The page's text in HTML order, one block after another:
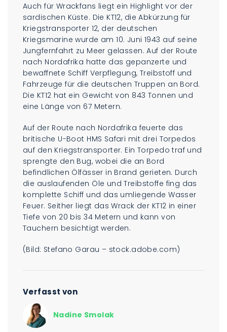
Auch für Wrackfans liegt ein Highlight vor der
sardischen Küste. Die KT12, die Abkürzung für
Kriegstransporter 12, der deutschen
Kriegsmarine wurde am 10. Juni 1943 auf seine
Jungfernfahrt zu Meer gelassen. Auf der Route
nach Nordafrika hatte das gepanzerte und
bewaffnete Schiff Verpflegung, Treibstoff und
Fahrzeuge für die deutschen Truppen an Bord.
Die KT12 hat ein Gewicht von 843 Tonnen und
eine Länge von 67 Metern.
Auf der Route nach Nordafrika feuerte das
britische U-Boot HMS Safari mit drei Torpedos
auf den Kriegstransporter. Ein Torpedo traf und
sprengte den Bug, wobei die an Bord
befindlichen Ölfässer in Brand gerieten. Durch
die auslaufenden Öle und Treibstoffe fing das
komplette Schiff und das umliegende Wasser
Feuer. Seither liegt das Wrack der KT12 in einer
Tiefe von 20 bis 34 Metern und kann von
Tauchern besichtigt werden.
(Bild: Stefano Garau – stock.adobe.com)
Verfasst von
Nadine Smolak